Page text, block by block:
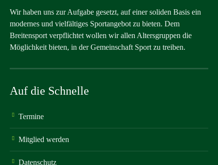
Wir haben uns zur Aufgabe gesetzt, auf einer soliden Basis ein
modernes und vielfältiges Sportangebot zu bieten. Dem
Breitensport verpflichtet wollen wir allen Altersgruppen die
Möglichkeit bieten, in der Gemeinschaft Sport zu treiben.
Auf die Schnelle
Termine
Mitglied werden
Datenschutz